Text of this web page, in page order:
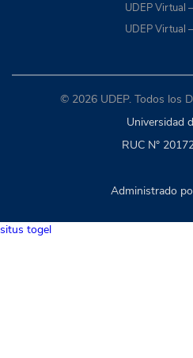
UDEP Virtual
UDEP Virtual
© 2026 UDEP. Todos los
Universidad
RUC N°
Administrado
situs togel